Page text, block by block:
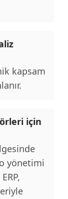
kapsam
için
yönetimi